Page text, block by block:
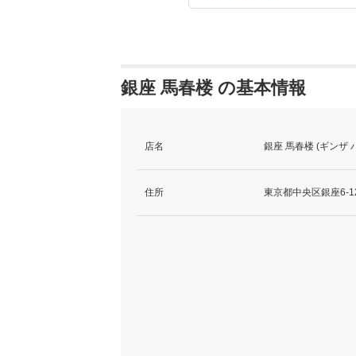
銀座 馬春楼 の基本情報
店名 銀座 馬春楼 (ギンザ
住所 東京都中央区銀座6-